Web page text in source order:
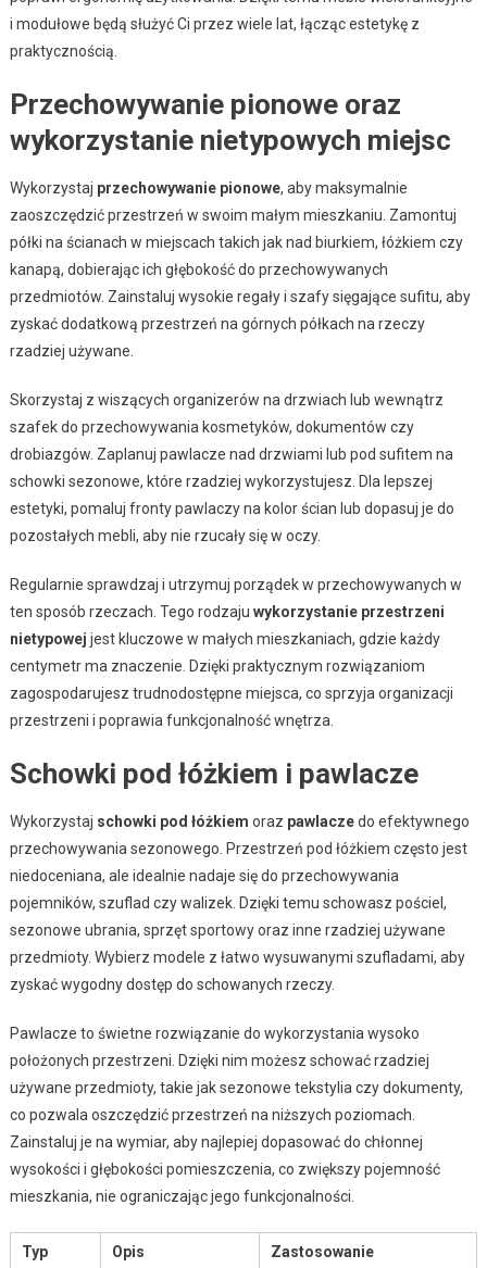
i modułowe będą służyć Ci przez wiele lat, łącząc estetykę z
praktycznością.
Przechowywanie pionowe oraz
wykorzystanie nietypowych miejsc
Wykorzystaj przechowywanie pionowe, aby maksymalnie
zaoszczędzić przestrzeń w swoim małym mieszkaniu. Zamontuj
półki na ścianach w miejscach takich jak nad biurkiem, łóżkiem czy
kanapą, dobierając ich głębokość do przechowywanych
przedmiotów. Zainstaluj wysokie regały i szafy sięgające sufitu, aby
zyskać dodatkową przestrzeń na górnych półkach na rzeczy
rzadziej używane.
Skorzystaj z wiszących organizerów na drzwiach lub wewnątrz
szafek do przechowywania kosmetyków, dokumentów czy
drobiazgów. Zaplanuj pawlacze nad drzwiami lub pod sufitem na
schowki sezonowe, które rzadziej wykorzystujesz. Dla lepszej
estetyki, pomaluj fronty pawlaczy na kolor ścian lub dopasuj je do
pozostałych mebli, aby nie rzucały się w oczy.
Regularnie sprawdzaj i utrzymuj porządek w przechowywanych w
ten sposób rzeczach. Tego rodzaju wykorzystanie przestrzeni
nietypowej jest kluczowe w małych mieszkaniach, gdzie każdy
centymetr ma znaczenie. Dzięki praktycznym rozwiązaniom
zagospodarujesz trudnodostępne miejsca, co sprzyja organizacji
przestrzeni i poprawia funkcjonalność wnętrza.
Schowki pod łóżkiem i pawlacze
Wykorzystaj schowki pod łóżkiem oraz pawlaczedo efektywnego
przechowywania sezonowego. Przestrzeń pod łóżkiem często jest
niedoceniana, ale idealnie nadaje się do przechowywania
pojemników, szuflad czy walizek. Dzięki temu schowasz pościel,
sezonowe ubrania, sprzęt sportowy oraz inne rzadziej używane
przedmioty. Wybierz modele z łatwo wysuwanymi szufladami, aby
zyskać wygodny dostęp do schowanych rzeczy.
Pawlacze to świetne rozwiązanie do wykorzystania wysoko
położonych przestrzeni. Dzięki nim możesz schować rzadziej
używane przedmioty, takie jak sezonowe tekstylia czy dokumenty,
co pozwala oszczędzić przestrzeń na niższych poziomach.
Zainstaluj je na wymiar, aby najlepiej dopasować do chłonnej
wysokości i głębokości pomieszczenia, co zwiększy pojemność
mieszkania, nie ograniczając jego funkcjonalności.
Typ
Opis Zastosowanie